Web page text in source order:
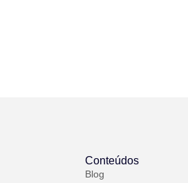
Conteúdos
Blog